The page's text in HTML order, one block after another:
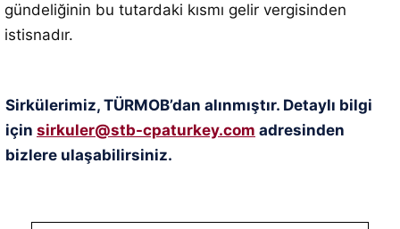
gündeliğinin bu tutardaki kısmı gelir vergisinden
istisnadır.
Sirkülerimiz, TÜRMOB’dan alınmıştır. Detaylı bilgi
için sirkuler@stb-cpaturkey.com adresinden
bizlere ulaşabilirsiniz.